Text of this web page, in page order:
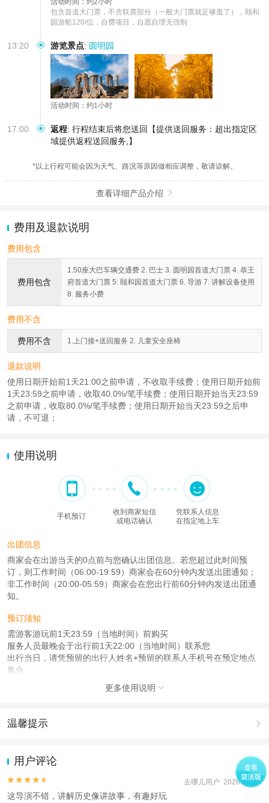
活动时间：约2小时
包含首道大门票，不含联票部分（一般大门票就足够逛了），颐和
园游船120/位，自费项目，自愿自理无强制
13:20 游览景点: 圆明园
活动时间：约1小时
17:00 返程: 行程结束后将您送回【提供送回服务：超出指定区
域提供返程送回服务,】
*以上行程可能会因为天气、路况等原因做相应调整，敬请谅解。
查看详细产品介绍 
费用及退款说明
费用包含
费用包含
1.50座大巴车辆交通费 2. 巴士 3. 圆明园首道大门票 4. 恭王
府首道大门票 5. 颐和园首道大门票 6. 导游 7. 讲解设备使用
8. 服务小费
费用不含
费用不含 1.上门接+送回服务 2. 儿童安全座椅
退款说明
使用日期开始前1天21:00之前申请，不收取手续费；使用日期开始前
1天23:59之前申请，收取40.0%/笔手续费；使用日期开始当天23:59
之前申请，收取80.0%/笔手续费；使用日期开始当天23:59之后申
请，不可退；
使用说明
手机预订
收到商家短信
或电话确认
凭联系人信息
在指定地上车
出团信息
商家会在出游当天的0点前与您确认出团信息。若您超过此时间预
订，则工作时间（06:00-19:59）商家会在60分钟内发送出团通知；
非工作时间（20:00-05:59）商家会在您出行前60分钟内发送出团通
知。
预订须知
需游客游玩前1天23:59（当地时间）前购买
服务人员最晚会于出行前1天22:00（当地时间）联系您
出行当日，请凭预留的出行人姓名+预留的联系人手机号在预定地点
集合
儿童：1周岁 – 17周岁；
老人：60周岁 – 78周岁；
本产品由青岛驿路同行国际旅行社有限公司代理招徕，委托社为八方游(北京)国
际旅行社有限公司，具体的旅游服务和操作由委托社及其有资质的地接社提供
更多使用说明 
温馨提示 
动（如跳伞、潜水、滑雪等）前，请务必仔细阅读
《风险提示》。
2.为普及旅游安全知识及旅游文明公约，使您的旅程顺利圆满完成，
特制定《去哪儿网旅游安全手册》 ，请您认真阅读并切实遵守。
用户评论

 去哪儿用户 2026-05-04
这导演不错，讲解历史像讲故事，有趣好玩